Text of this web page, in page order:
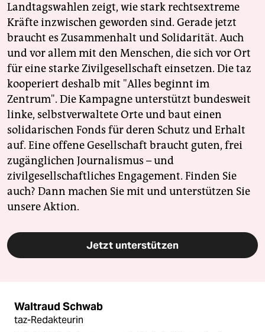
Landtagswahlen zeigt, wie stark rechtsextreme
Kräfte inzwischen geworden sind. Gerade jetzt
braucht es Zusammenhalt und Solidarität. Auch
und vor allem mit den Menschen, die sich vor Ort
für eine starke Zivilgesellschaft einsetzen. Die taz
kooperiert deshalb mit "Alles beginnt im
Zentrum". Die Kampagne unterstützt bundesweit
linke, selbstverwaltete Orte und baut einen
solidarischen Fonds für deren Schutz und Erhalt
auf. Eine offene Gesellschaft braucht guten, frei
zugänglichen Journalismus – und
zivilgesellschaftliches Engagement. Finden Sie
auch? Dann machen Sie mit und unterstützen Sie
unsere Aktion.
Jetzt unterstützen
Waltraud Schwab
taz-Redakteurin